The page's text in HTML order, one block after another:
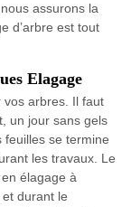
assurons la
d’arbre est tout
Elagage
vos arbres. Il faut
un jour sans gels
se termine
les travaux. Le
élagage à
durant le